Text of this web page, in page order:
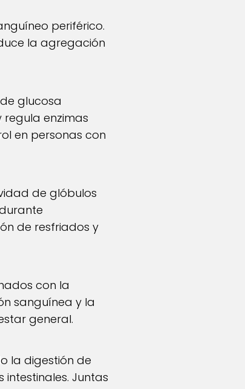
periférico.
la agregación
glucosa
enzimas
en personas con
de glóbulos
de resfriados y
con la
sanguínea y la
general.
la digestión de
Juntas